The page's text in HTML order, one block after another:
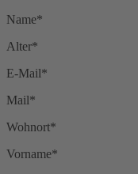
Name*
Alter*
E-Mail*
Mail*
Wohnort*
Vorname*